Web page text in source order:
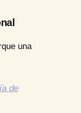
una
de